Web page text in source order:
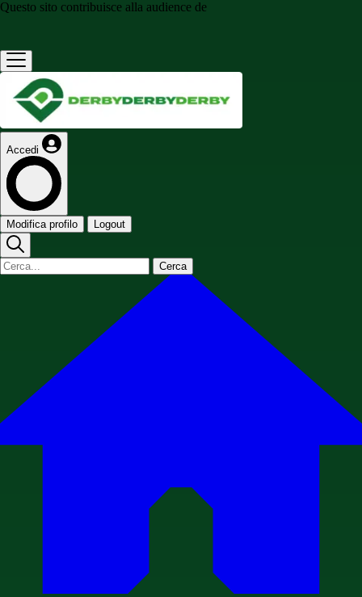
Questo sito contribuisce alla audience de
Accedi
Modifica profilo Logout
Cerca